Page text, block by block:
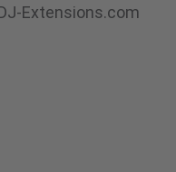
Extensions.com